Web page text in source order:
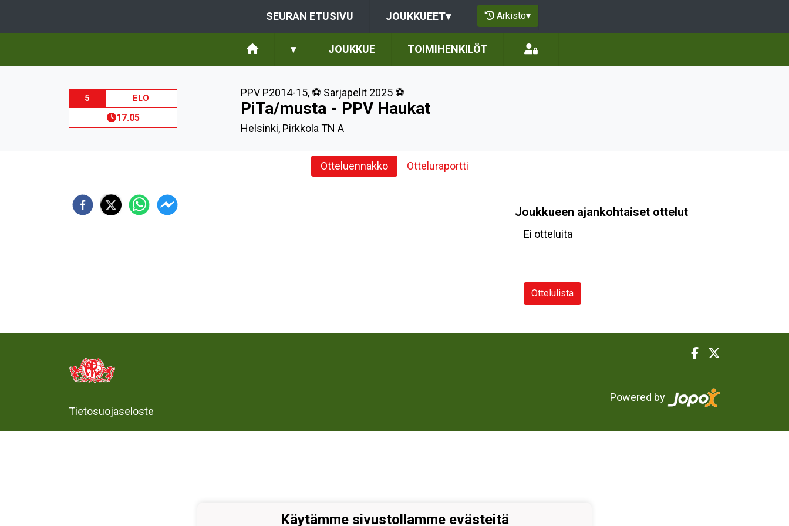
SEURAN ETUSIVU JOUKKUEET▾ Arkisto▾
▾ JOUKKUE TOIMIHENKILÖT
5 ELO
17.05
PPV P2014-15, ⚽️ Sarjapelit 2025 ⚽️
PiTa/musta - PPV Haukat
Helsinki, Pirkkola TN A
Otteluennakko Otteluraportti
Joukkueen ajankohtaiset ottelut
Ei otteluita
Ottelulista
Tietosuojaseloste
Powered by
Käytämme sivustollamme evästeitä